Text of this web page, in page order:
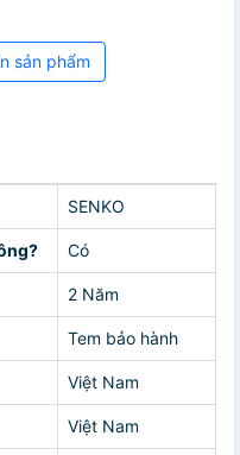
sản phẩm
SENKO
Có
2 Năm
Tem bảo hành
Việt Nam
Việt Nam